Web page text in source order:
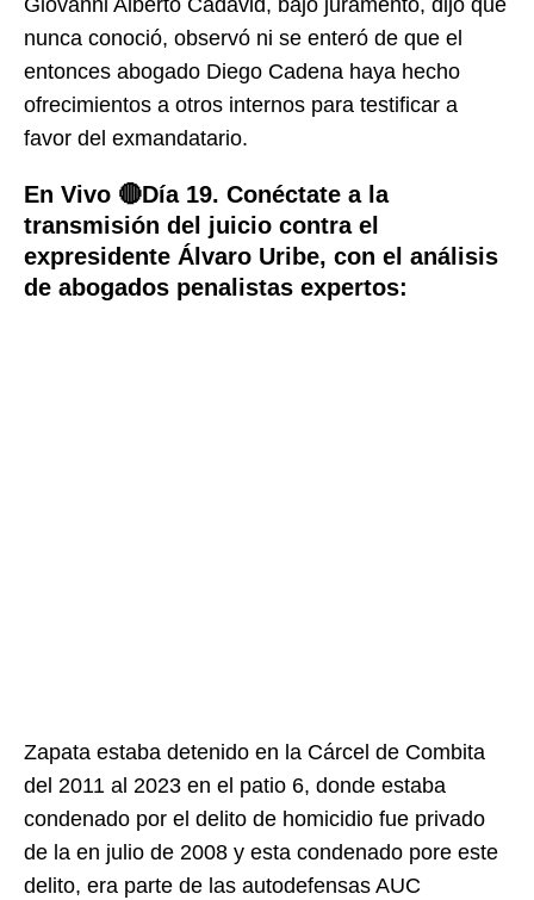
Giovanni Alberto Cadavid, bajo juramento, dijo que
nunca conoció, observó ni se enteró de que el
entonces abogado Diego Cadena haya hecho
ofrecimientos a otros internos para testificar a
favor del exmandatario.
En Vivo 🔴Día 19. Conéctate a la
transmisión del juicio contra el
expresidente Álvaro Uribe, con el análisis
de abogados penalistas expertos:
Zapata estaba detenido en la Cárcel de Combita
del 2011 al 2023 en el patio 6, donde estaba
condenado por el delito de homicidio fue privado
de la en julio de 2008 y esta condenado pore este
delito, era parte de las autodefensas AUC